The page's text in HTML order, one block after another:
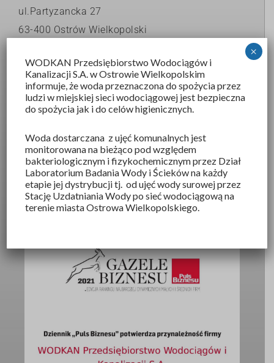
ul.Partyzancka 27
63-400 Ostrów Wielkopolski
NIP 6220105804
REGON 250521343
Kapitał zakładowy: 51 186 750,00 zł
WODKAN Przedsiębiorstwo Wodociągów i
Kanalizacji S.A . w Ostrowie Wielkopolskim
informuje, że woda przeznaczona do spożycia przez
ludzi w miejskiej sieci wodociągowej jest bezpieczna
do spożycia jak i do celów higienicznych.
Woda dostarczana z ujęć komunalnych jest
monitorowana na bieżąco pod względem
bakteriologicznym i fizykochemicznym przez Dział
Laboratorium Badania Wody i Ścieków na każdy
etapie jej dystrybucji tj. od ujęć wody surowej przez
Stację Uzdatniania Wody po sieć wodociągową na
terenie miasta Ostrowa Wielkopolskiego.
×